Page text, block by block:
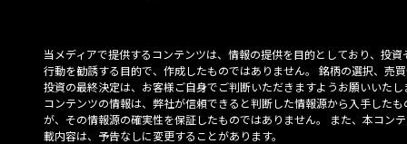
当メディアで提供するコンテンツは、情報の提供を目的としており、投資
行動を勧誘する目的で、作成したものではありません。 銘柄の選択、売
投資の最終決定は、お客様ご自身でご判断いただきますようお願いいたし
コンテンツの情報は、弊社が信頼できると判断した情報源から入手したも
が、その情報源の確実性を保証したものではありません。 また、本コン
載内容は、予告なしに変更することがあります。